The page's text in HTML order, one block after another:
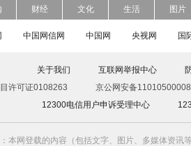
财经 文化 生活 图片
中国网信网 中国网 央视网 国
关于我们 互联网举报中心
许可证0108263
京公网安备
12300电信用户申诉受理中心
本网登载的内容（包括文字、图片、多媒体资